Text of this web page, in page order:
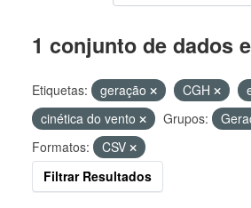
1 conjunto de dados
Etiquetas: geração CGH
cinética do vento
Grupos:
Formatos:
CSV
Filtrar Resultados